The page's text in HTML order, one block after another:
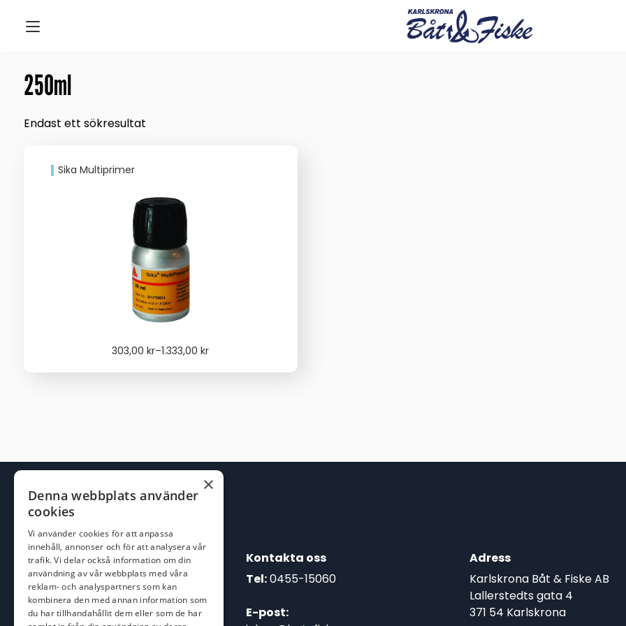
250ml
Endast ett sökresultat
Sika Multiprimer
303,00kr–1.333,00kr
Price
Kontakta oss
Tel:0455-15060
E-post:
Adress
Karlskrona Båt & Fiske AB
Lallerstedts gata 4
371 54 Karlskrona
×
Denna webbplats använder
cookies
Vi använder cookies för att anpassa
innehåll, annonser och för att analysera vår
trafik. Vi delar också information om din
användning av vår webbplats med våra
reklam- och analyspartners som kan
kombinera den med annan information som
du har tillhandahållit dem eller som de har